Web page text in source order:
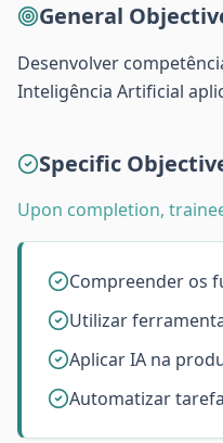
General
Desenvolver
Inteligência Artificial
Specific
Upon completion,
Compreender os
Utilizar
Aplicar IA na
Automatizar